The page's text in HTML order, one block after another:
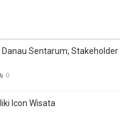
Sentarum, Stakeholder
0
Icon Wisata